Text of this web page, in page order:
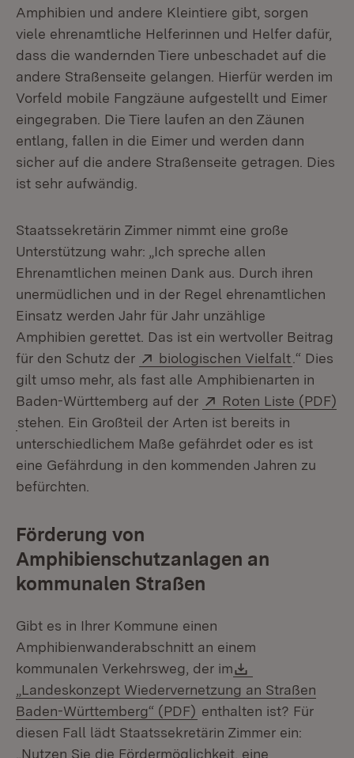
Amphibien und andere Kleintiere gibt, sorgen
viele ehrenamtliche Helferinnen und Helfer dafür,
dass die wandernden Tiere unbeschadet auf die
andere Straßenseite gelangen. Hierfür werden im
Vorfeld mobile Fangzäune aufgestellt und Eimer
eingegraben. Die Tiere laufen an den Zäunen
entlang, fallen in die Eimer und werden dann
sicher auf die andere Straßenseite getragen. Dies
ist sehr aufwändig.
Staatssekretärin Zimmer nimmt eine große
Unterstützung wahr: „Ich spreche allen
Ehrenamtlichen meinen Dank aus. Durch ihren
unermüdlichen und in der Regel ehrenamtlichen
Einsatz werden Jahr für Jahr unzählige
Amphibien gerettet. Das ist ein wertvoller Beitrag
für den Schutz der
Extern:
biologischen Vielfalt (Öffnet
.“ Dies
gilt umso mehr, als fast alle Amphibienarten in
Baden-Württemberg auf der
Extern:
Roten Liste (PDF)
(Öffnet in neuem Fenster)
stehen. Ein Großteil der Arten ist bereits in
unterschiedlichem Maße gefährdet oder es ist
eine Gefährdung in den kommenden Jahren zu
befürchten.
Förderung von
Amphibienschutzanlagen an
kommunalen Straßen
Gibt es in Ihrer Kommune einen
Amphibienwanderabschnitt an einem
kommunalen Verkehrsweg, der im
„Landeskonzept Wiedervernetzung an Straßen
Baden-Württemberg“ (PDF) (Öffnet in neuem
enthalten ist? Für
diesen Fall lädt Staatssekretärin Zimmer ein:
„Nutzen Sie die Fördermöglichkeit, eine